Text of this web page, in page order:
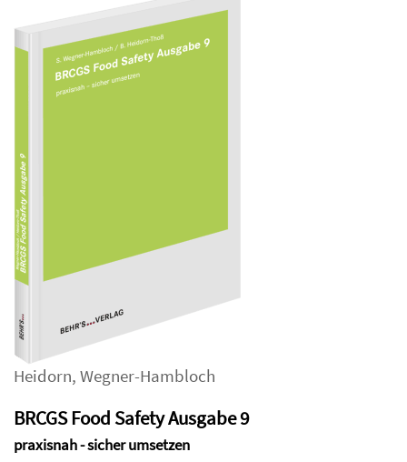
Heidorn, Wegner-Hambloch
BRCGS Food Safety Ausgabe 9
praxisnah - sicher umsetzen